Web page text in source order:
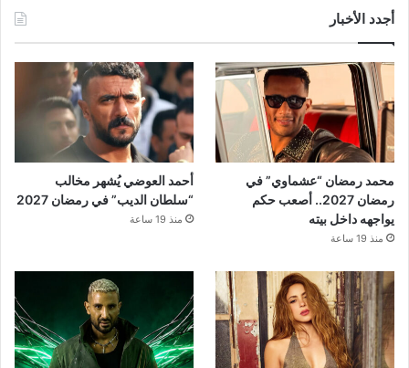
أجدد الأخبار
محمد رمضان “عشماوي” في
رمضان 2027.. أصعب حكم
يواجهه داخل بيته
منذ 19 ساعة
أحمد العوضي يُشهر مخالب
“سلطان الديب” في رمضان 2027
منذ 19 ساعة